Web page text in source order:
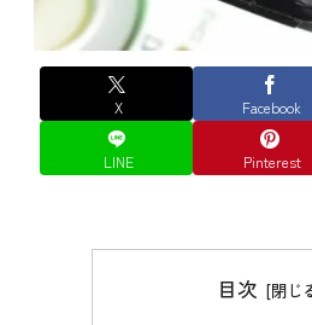
X Facebook
LINE Pinterest
目次